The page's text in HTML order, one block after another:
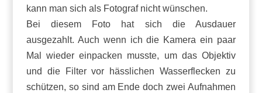
kann man sich als Fotograf nicht wünschen.
Bei diesem Foto hat sich die Ausdauer
ausgezahlt. Auch wenn ich die Kamera ein paar
Mal wieder einpacken musste, um das Objektiv
und die Filter vor hässlichen Wasserflecken zu
schützen, so sind am Ende doch zwei Aufnahmen